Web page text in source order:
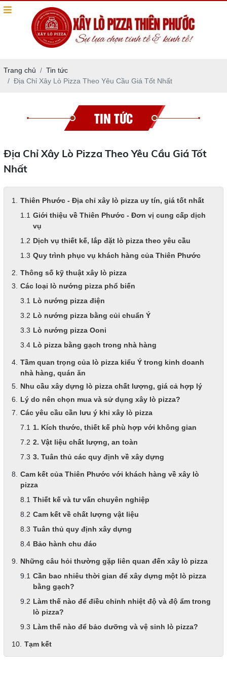
Trang chủ
Tin tức
Địa Chỉ Xây Lò Pizza Theo Yêu Cầu Giá Tốt Nhất
TIN TỨC
Địa Chỉ Xây Lò Pizza Theo Yêu Cầu Giá Tốt
Nhất
Thiên Phước - Địa chỉ xây lò pizza uy tín, giá tốt nhất
Giới thiệu về Thiên Phước - Đơn vị cung cấp dịch
vụ
Dịch vụ thiết kế, lắp đặt lò pizza theo yêu cầu
Quy trình phục vụ khách hàng của Thiên Phước
Thông số kỹ thuật xây lò pizza
Các loại lò nướng pizza phổ biến
Lò nướng pizza điện
Lò nướng pizza bằng củi chuẩn Ý
Lò nướng pizza Ooni
Lò pizza bằng gạch trong nhà hàng
Tầm quan trọng của lò pizza kiểu Ý trong kinh doanh
nhà hàng, quán ăn
Nhu cầu xây dựng lò pizza chất lượng, giá cả hợp lý
Lý do nên chọn mua và sử dụng xây lò pizza?
Các yêu cầu cần lưu ý khi xây lò pizza
1. Kích thước, thiết kế phù hợp với không gian
2. Vật liệu chất lượng, an toàn
3. Tuân thủ các quy định về xây dựng
Cam kết của Thiên Phước với khách hàng về xây lò
pizza
Thiết kế và tư vấn chuyên nghiệp
Cam kết về chất lượng vật liệu
Tuân thủ quy định xây dựng
Bảo hành chu đáo
Những câu hỏi thường gặp liên quan đến xây lò pizza
Cần bao nhiêu thời gian để xây dựng một lò pizza
bằng gạch?
Làm thế nào để điều chỉnh nhiệt độ và độ ẩm trong
lò pizza?
Làm thế nào để bảo dưỡng và vệ sinh lò pizza?
Tạm kết